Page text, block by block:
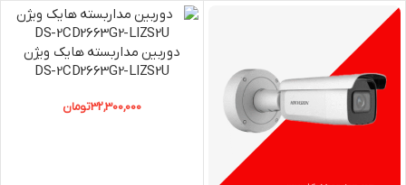
دوربین مداربسته هایک ویژن
DS-2CD2663G2-LIZS2U
32,300,000تومان